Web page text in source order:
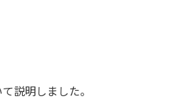
説明しました。